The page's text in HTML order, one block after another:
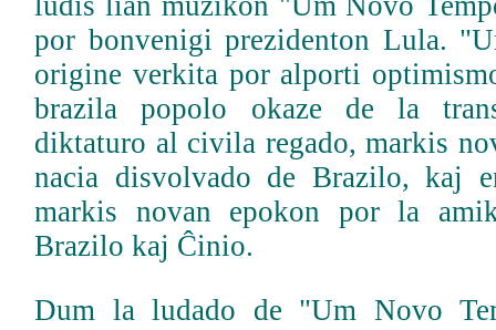
por bonvenigi prezidenton Lula.
origine verkita por alporti
brazila popolo okaze de la
diktaturo al civila regado, markis
nacia disvolvado de Brazilo, kaj
markis novan epokon por la
Brazilo kaj Ĉinio.
Dum la ludado de "Um Novo